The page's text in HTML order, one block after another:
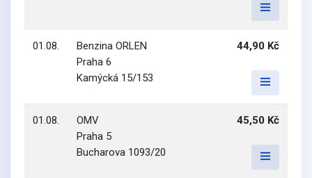
01.08.
Benzina ORLEN
Praha 6
Kamýcká 15/153
44,90 Kč
01.08.
OMV
Praha 5
Bucharova 1093/20
45,50 Kč